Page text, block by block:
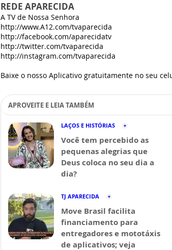
REDE APARECIDA
A TV de Nossa Senhora
http://www.A12.com/tvaparecida
http://facebook.com/aparecidatv
http://twitter.com/tvaparecida
http://instagram.com/tvaparecida
Baixe o nosso Aplicativo gratuitamente no seu
APROVEITE E LEIA TAMBÉM
LAÇOS E HISTÓRIAS
Você tem percebido as
pequenas alegrias que
Deus coloca no seu dia a
dia?
TJ APARECIDA
Move Brasil facilita
financiamento para
entregadores e mototáxis
de aplicativos; veja